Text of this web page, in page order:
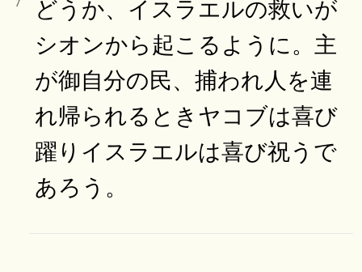
7
どうか、イスラエルの救いが
シオンから起こるように。主
が御自分の民、捕われ人を連
れ帰られるときヤコブは喜び
躍りイスラエルは喜び祝うで
あろう。